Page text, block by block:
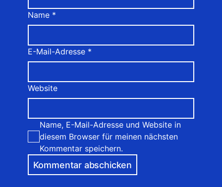
Name *
E-Mail-Adresse *
Website
Name, E-Mail-Adresse und Website in
diesem Browser für meinen nächsten
Kommentar speichern.